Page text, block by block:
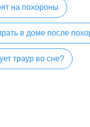
на похороны
в доме после
траур во сне?